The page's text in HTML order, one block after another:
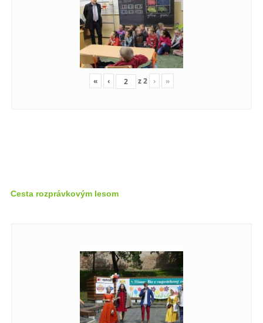
« ‹ z2 › »
Cesta rozprávkovým lesom